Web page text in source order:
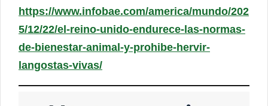
https://www.infobae.com/america/mundo/202
5/12/22/el-reino-unido-endurece-las-normas-
de-bienestar-animal-y-prohibe-hervir-
langostas-vivas/